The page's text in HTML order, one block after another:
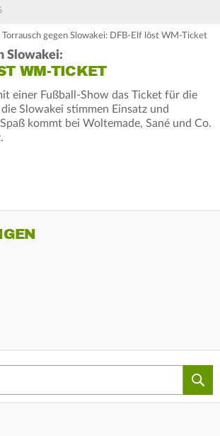
Torrausch gegen Slowakei: DFB-Elf löst WM-Ticket
Slowakei:
WM-TICKET
einer Fußball-Show das Ticket für die
Slowakei stimmen Einsatz und
kommt bei Woltemade, Sané und Co.